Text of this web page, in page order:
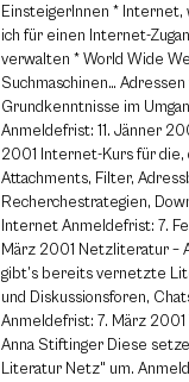
EinsteigerInnen * Internet,
ich für einen Internet-
verwalten * World Wide
Suchmaschinen…
Grundkenntnisse im
Anmeldefrist: 11. Jänner
2001 Internet-Kurs für die,
Attachments, Filter,
Recherchestrategien,
Internet Anmeldefrist: 7.
März 2001 Netzliteratur –
gibt’s bereits vernetzte
und Diskussionsforen,
Anmeldefrist: 7. März
Anna Stiftinger Diese
Literatur Netz" um.